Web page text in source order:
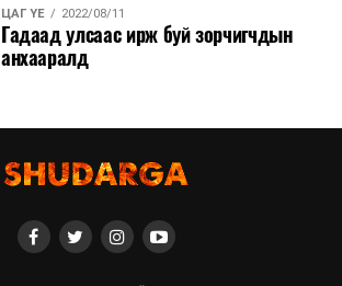
ЦАГ ҮЕ 2022/08/11
Гадаад улсаас ирж буй зорчигчдын
анхааралд